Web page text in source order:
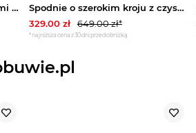
Bokserki z krótkimi nogawkami Tommy Hilfiger
Spodnie o szerokim kroju z czystej bawełny model ‘MURRAY’ Tommy Hilfiger Granatowy
329.00zł 649.00zł*
*najniższa cena z 30 dni przed obniżką